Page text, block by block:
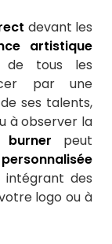
devant les
artistique
de tous les
par une
ses talents,
à observer la
burner peut
intégrant des
logo ou à